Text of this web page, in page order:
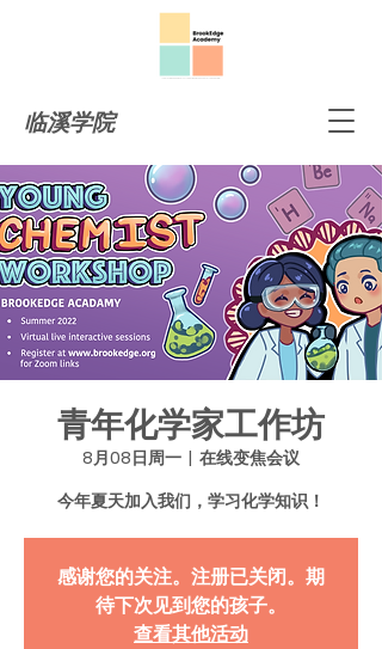
临溪学院
青年化学家工作坊
8月08日周一
  |
在线变焦会议
今年夏天加入我们，学习化学知识！
感谢您的关注。注册已关闭。期
待下次见到您的孩子。
查看其他活动